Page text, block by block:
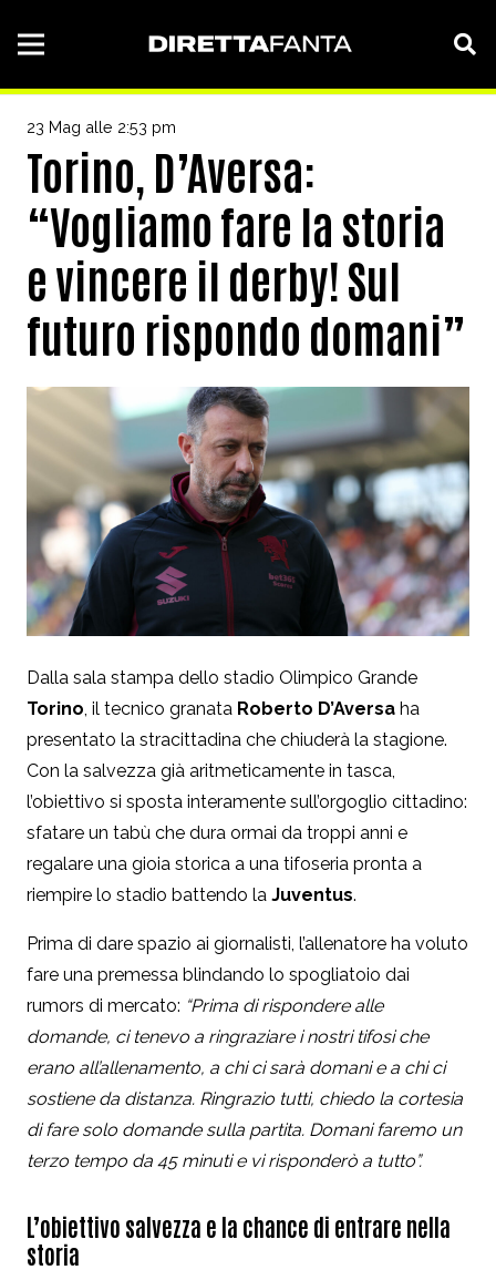
23 Mag alle 2:53 pm
Torino, D’Aversa:
“Vogliamo fare la storia
e vincere il derby! Sul
futuro rispondo domani”
Dalla sala stampa dello stadio Olimpico Grande
Torino, il tecnico granata Roberto D’Aversa ha
presentato la stracittadina che chiuderà la stagione.
Con la salvezza già aritmeticamente in tasca,
l’obiettivo si sposta interamente sull’orgoglio cittadino:
sfatare un tabù che dura ormai da troppi anni e
regalare una gioia storica a una tifoseria pronta a
riempire lo stadio battendo la Juventus.
Prima di dare spazio ai giornalisti, l’allenatore ha voluto
fare una premessa blindando lo spogliatoio dai
rumors di mercato: “Prima di rispondere alle
domande, ci tenevo a ringraziare i nostri tifosi che
erano all’allenamento, a chi ci sarà domani e a chi ci
sostiene da distanza. Ringrazio tutti, chiedo la cortesia
di fare solo domande sulla partita. Domani faremo un
terzo tempo da 45 minuti e vi risponderò a tutto”.
L’obiettivo salvezza e la chance di entrare nella
storia